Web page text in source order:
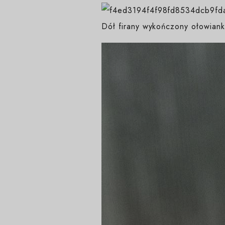
Dół firany wykończony